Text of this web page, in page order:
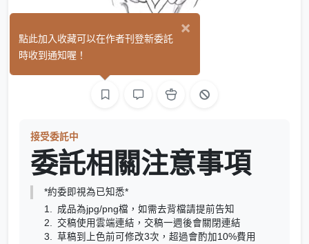
夕奈 (0)
接受委託中
委託相關注意事項
*約委即視為已知悉*
成品為jpg/png檔，如需去背檔請提前告知
交稿使用雲端連結，交稿一週後會關閉連結
草稿到上色前可修改3次，超過會酌加10%費用
×
點此加入收藏可以在作者刊登新委託
時收到通知喔！